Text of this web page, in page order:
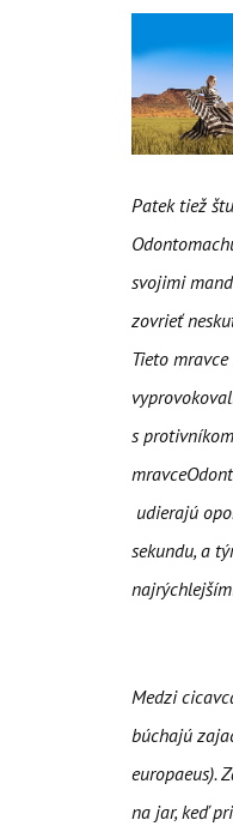
Patek tiež
svojimi
zovrieť
Tieto
s
mravce
udierajú
sekundu, a
Medzi
búchajú
europaeus).
na jar, keď